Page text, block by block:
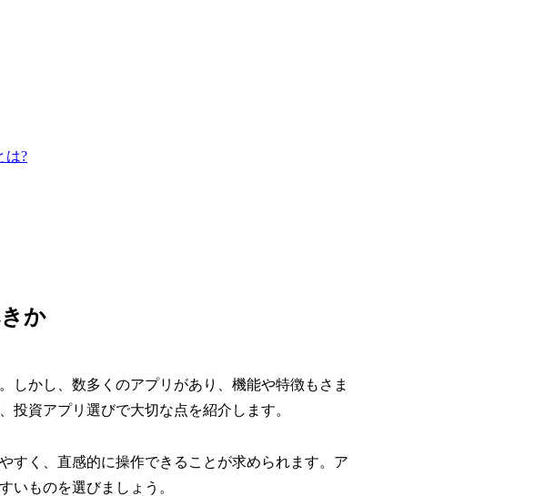
は?
か
しかし、数多くのアプリがあり、機能や特徴もさま
投資アプリ選びで大切な点を紹介します。
すく、直感的に操作できることが求められます。ア
いものを選びましょう。